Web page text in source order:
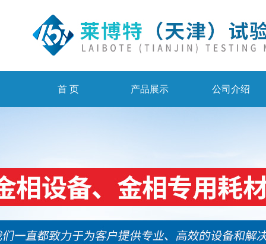
首 页 产品展示 公司介绍